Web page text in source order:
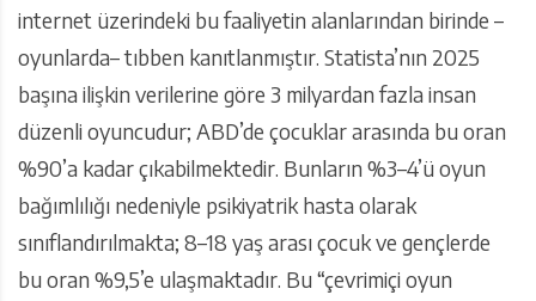
internet üzerindeki bu faaliyetin alanlarından birinde –
oyunlarda– tıbben kanıtlanmıştır. Statista’nın 2025
başına ilişkin verilerine göre 3 milyardan fazla insan
düzenli oyuncudur; ABD’de çocuklar arasında bu oran
%90’a kadar çıkabilmektedir. Bunların %3–4’ü oyun
bağımlılığı nedeniyle psikiyatrik hasta olarak
sınıflandırılmakta; 8–18 yaş arası çocuk ve gençlerde
bu oran %9,5’e ulaşmaktadır. Bu “çevrimiçi oyun